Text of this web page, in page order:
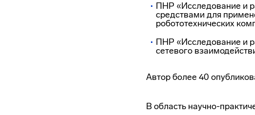
ПНР «Исследование и
средствами для
робототехнических
ПНР «Исследование и
сетевого
Автор более 40
В область научно-